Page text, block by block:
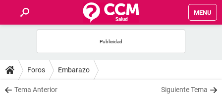
MENU
FOROS
SALUD
Foros Embarazo
Tema Anterior Siguiente Tema